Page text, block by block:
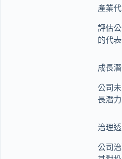
產業
評估
的代
成長
公司
長潛力
治理
公司